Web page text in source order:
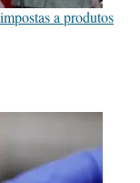
a produtos